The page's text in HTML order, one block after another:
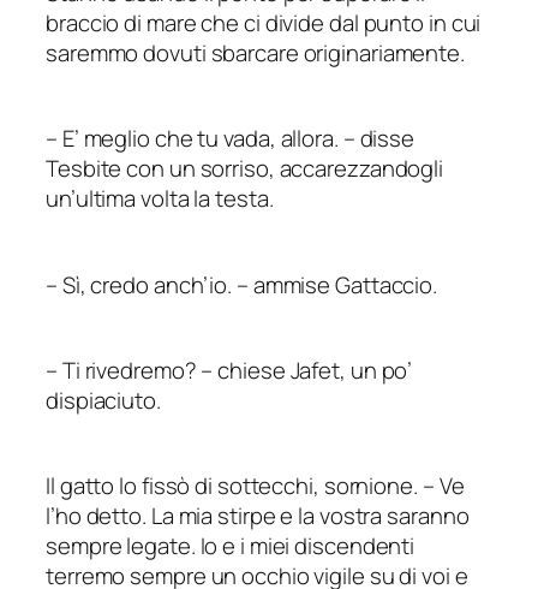
braccio di mare che ci divide dal punto in cui
saremmo dovuti sbarcare originariamente.
– E’ meglio che tu vada, allora. –disse
Tesbite con un sorriso, accarezzandogli
un’ultima volta la testa.
–Sì, credo anch’io. –ammise Gattaccio.
–Ti rivedremo?–chiese Jafet, un po’
dispiaciuto.
Il gatto lo fissò di sottecchi, sornione. –Ve
l’ho detto. La mia stirpe e la vostra saranno
sempre legate. Io e i miei discendenti
terremo sempre un occhio vigile su di voi e